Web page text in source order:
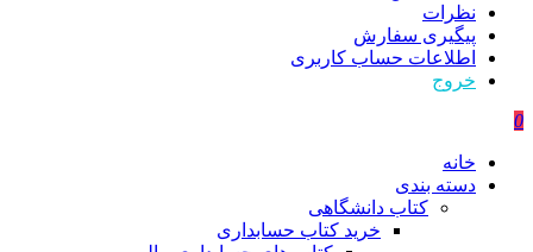
نظرات
پیگیری سفارش
اطلاعات حساب كاربری
خروج
0
خانه
دسته بندی
کتاب دانشگاهی
خرید کتاب حسابداری